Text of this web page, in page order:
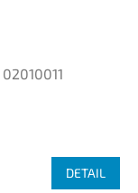
02010011
DETAIL